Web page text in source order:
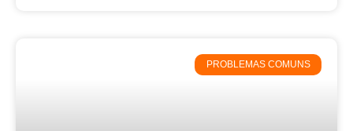
PROBLEMAS COMUNS